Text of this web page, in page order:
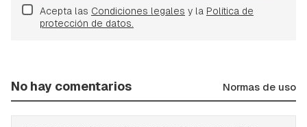
Acepta las Condiciones legales y la Política de
protección de datos.
No hay comentarios Normas de uso